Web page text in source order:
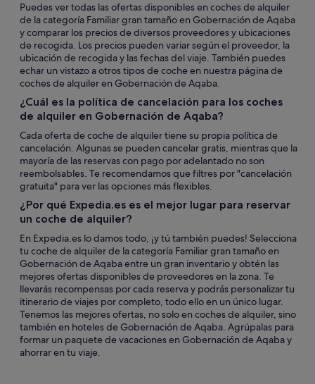
Puedes ver todas las ofertas disponibles en coches de alquiler
de la categoría Familiar gran tamaño en Gobernación de Aqaba
y comparar los precios de diversos proveedores y ubicaciones
de recogida. Los precios pueden variar según el proveedor, la
ubicación de recogida y las fechas del viaje. También puedes
echar un vistazo a otros tipos de coche en nuestra página de
coches de alquiler en Gobernación de Aqaba.
¿Cuál es la política de cancelación para los coches
de alquiler en Gobernación de Aqaba?
Cada oferta de coche de alquiler tiene su propia política de
cancelación. Algunas se pueden cancelar gratis, mientras que la
mayoría de las reservas con pago por adelantado no son
reembolsables. Te recomendamos que filtres por "cancelación
gratuita" para ver las opciones más flexibles.
¿Por qué Expedia.es es el mejor lugar para reservar
un coche de alquiler?
En Expedia.es lo damos todo, ¡y tú también puedes! Selecciona
tu coche de alquiler de la categoría Familiar gran tamaño en
Gobernación de Aqaba entre un gran inventario y obtén las
mejores ofertas disponibles de proveedores en la zona. Te
llevarás recompensas por cada reserva y podrás personalizar tu
itinerario de viajes por completo, todo ello en un único lugar.
Tenemos las mejores ofertas, no solo en coches de alquiler, sino
también en hoteles de Gobernación de Aqaba. Agrúpalas para
formar un paquete de vacaciones en Gobernación de Aqaba y
ahorrar en tu viaje.